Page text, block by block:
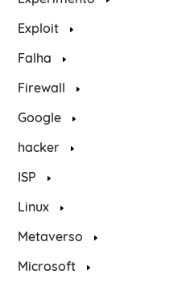
Exploit
Falha
Firewall
Google
hacker
ISP
Linux
Metaverso
Microsoft